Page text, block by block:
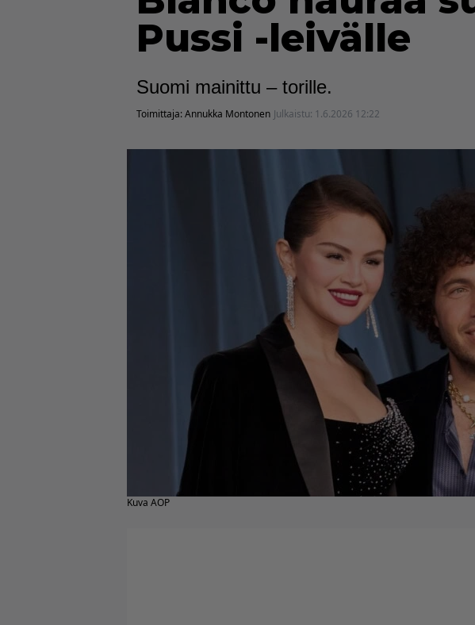
Pussi -leivälle
Suomi mainittu – torille.
Toimittaja:Annukka Montonen Julkaistu: 1.6.2026 12:22
Kuva AOP